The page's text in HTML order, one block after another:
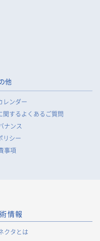
他
レンダー
関するよくあるご質問
ナンス
リシー
事項
情報
クタとは